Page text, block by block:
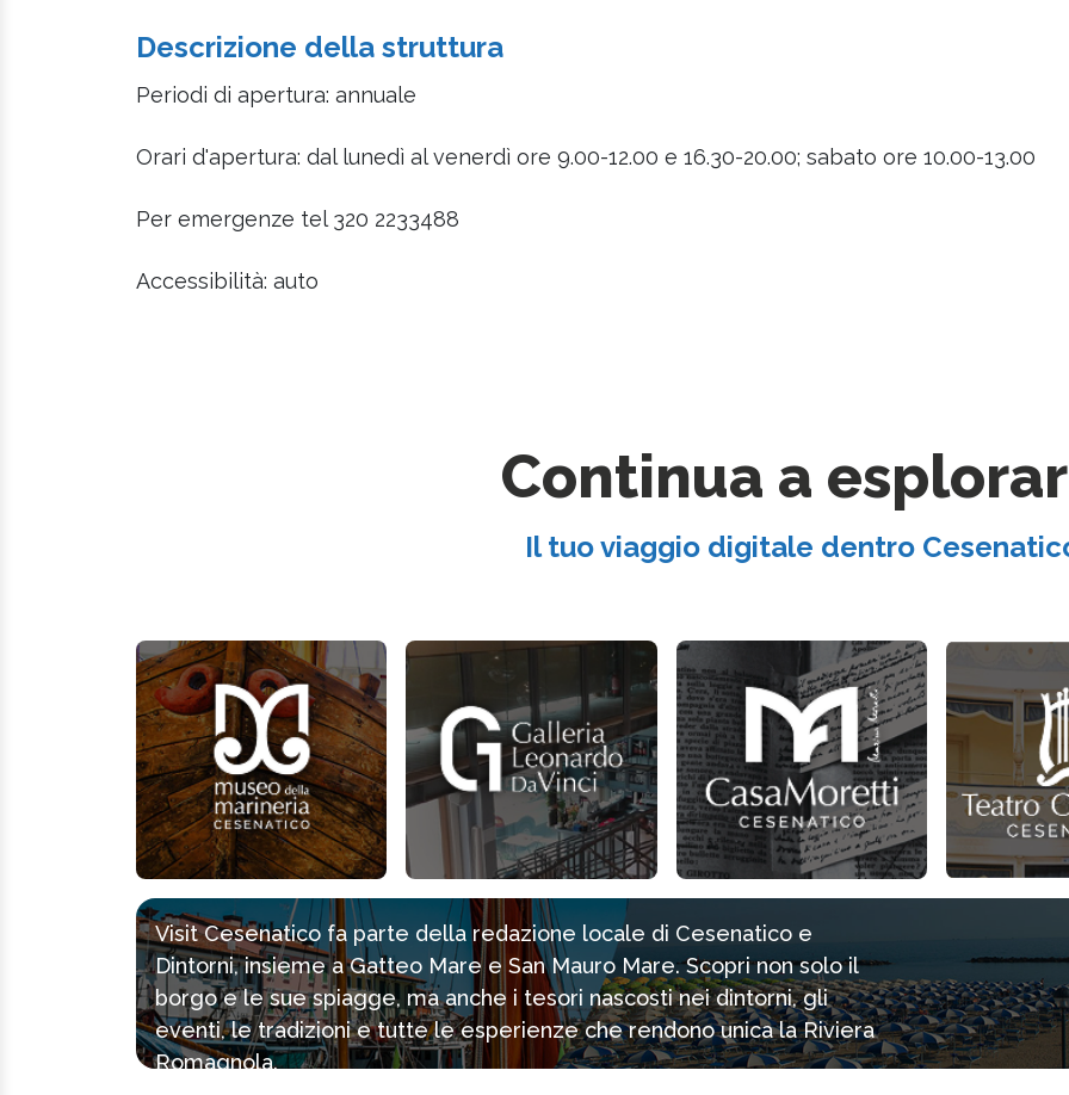
Descrizione della struttura
Periodi di apertura: annuale
Orari d'apertura: dal lunedì al venerdì ore 9.00-12.00 e 16.30-20.00; sabato ore 10.00-13.00
Per emergenze tel 320 2233488
Accessibilità: auto
Continua a
Il tuo viaggio digitale dentro
Visit Cesenatico fa parte della redazione locale di Cesenatico e
Dintorni, insieme a Gatteo Mare e San Mauro Mare. Scopri non solo il
borgo e le sue spiagge, ma anche i tesori nascosti nei dintorni, gli
eventi, le tradizioni e tutte le esperienze che rendono unica la Riviera
Romagnola.